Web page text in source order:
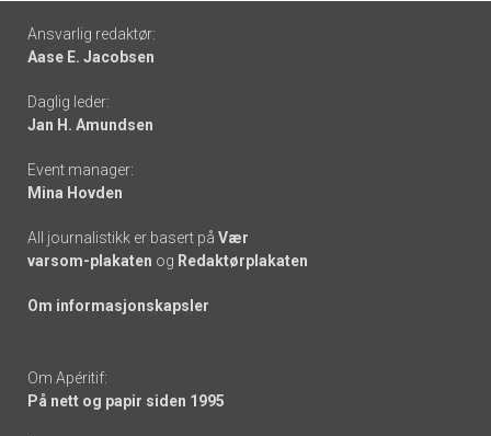
Footer
-
links
Ansvarlig redaktør:
Aase E. Jacobsen
Daglig leder:
Jan H. Amundsen
Event manager:
Mina Hovden
All journalistikk er basert på Vær
varsom-plakaten og Redaktørplakaten
Om informasjonskapsler
Om Apéritif:
På nett og papir siden 1995